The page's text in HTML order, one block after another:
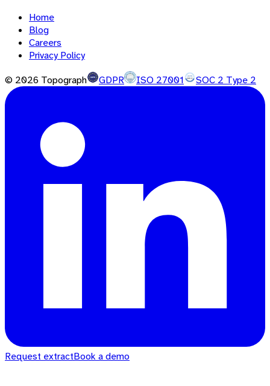
Home
Blog
Careers
Privacy Policy
© 2026 Topograph GDPR ISO 27001 SOC 2 Type 2
Request extractBook a demo